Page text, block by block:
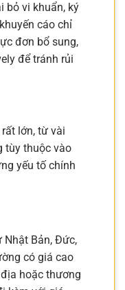
bỏ vi khuẩn, ký
cáo chỉ
đơn bổ sung,
để tránh rủi
lớn, từ vài
tùy thuộc vào
yếu tố chính
Nhật Bản, Đức,
có giá cao
hoặc thương